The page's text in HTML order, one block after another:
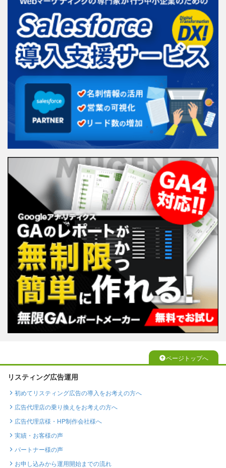
ページトップへ
リスティング広告運用
初めてリスティング広告の導入をお考えの方へ
広告代理店の乗り換えをお考えの方へ
広告代理店様・HP制作会社様へ
実績・お客様の声
パートナー様の声
お申し込みから運用開始までの流れ